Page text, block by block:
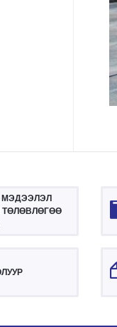
ТӨЛӨВЛӨГӨӨ